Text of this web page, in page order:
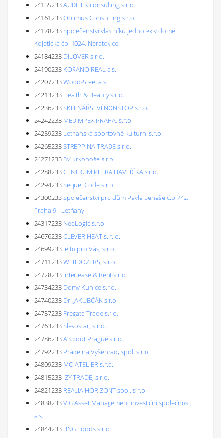
24155233AUDITEK consulting s.r.o.
24161233Optimus Consulting s.r.o.
24178233Společenství vlastníků jednotek v domě
Kojetická čp. 1024, Neratovice
24184233 DILOVER s.r.o.
24190233 KORANO REAL a.s.
24207233Wood-Steel a.s.
24213233 Health & Beauty s.r.o.
24236233SKLENÁŘSTVÍ NONSTOP s.r.o.
24242233 MEDIMPEX PRAHA, s.r.o.
24259233 Letňanská sportovně kulturní s.r.o.
24265233STREPPINA TRADE s.r.o.
242712333V Krkonoše s.r.o.
24288233CENTRUM PETRA HAVLÍČKA s.r.o.
24294233Sequel Code s.r.o.
24300233Společenství pro dům Pavla Beneše č.p.742,
Praha 9 - Letňany
24317233 NeoLogic s.r.o.
24676233CLEVER HEAT s. r. o.
24699233 Je to pro Vás, s.r.o.
24711233WEBDOZERS, s.r.o.
24728233 Interlease & Rent s.r.o.
24734233 Domy Kunice s.r.o.
24740233 Dr. JAKUBČÁK s.r.o.
24757233 Fregata Trade s.r.o.
24763233Slevostar, s.r.o.
24786233A3.boot Prague s.r.o.
24792233 Prádelna Vyšehrad, spol. s r.o.
24809233 MO ATELIER s.r.o.
24815233 IZY TRADE, s.r.o.
24821233 REALIA HORIZONT spol. s r.o.
24838233VIG Asset Management investiční společnost,
a.s.
24844233 BNG Foods s.r.o.